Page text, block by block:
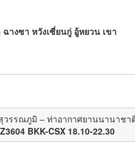
างซา หวังเซี่ยนกู่ อู้หยวน เขา
รรณภูมิ – ท่าอากาศยานนานาชา
BKK-CSX 18.10-22.30